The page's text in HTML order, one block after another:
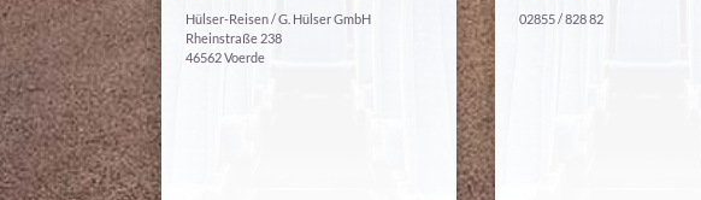
Hül­ser-Rei­sen / G. Hül­ser GmbH
Rhein­stra­ße 238
46562 Voerde
02855 / 828 82